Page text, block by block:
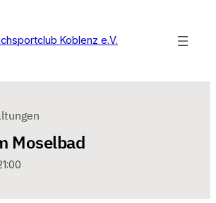
Koblenz e.V.
Moselbad